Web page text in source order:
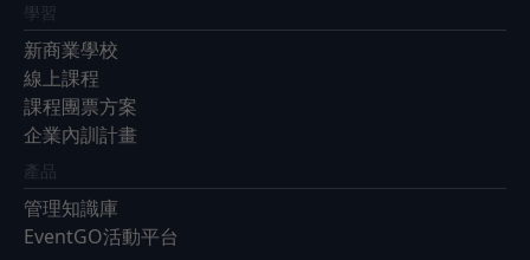
學習
新商業學校
線上課程
課程團票方案
企業內訓計畫
產品
管理知識庫
EventGO活動平台